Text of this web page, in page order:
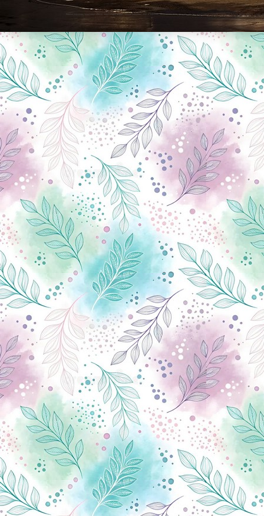
Новини Чернігова, Чернігівські новини, Чернігівський формат, новини Чернігова, події в Чернігові: політика, економіка, аналітика, культура, відеоновини, екологія, спортивний Чернігів, туризм, Чернігів